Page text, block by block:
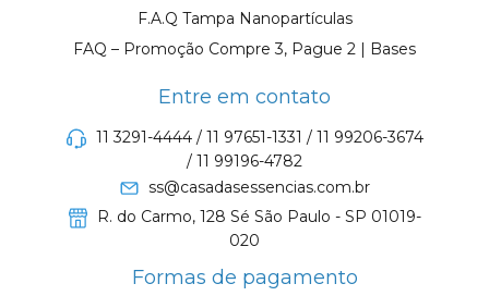
F.A.Q Tampa Nanopartículas
FAQ – Promoção Compre 3, Pague 2 | Bases
Entre em contato
11 3291-4444 / 11 97651-1331 / 11 99206-3674
/ 11 99196-4782
ss@casadasessencias.com.br
R. do Carmo, 128 Sé São Paulo - SP 01019-
020
Formas de pagamento